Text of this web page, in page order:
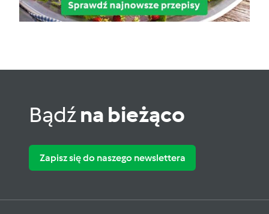
Bądźna bieżąco
Zapisz się do naszego newslettera